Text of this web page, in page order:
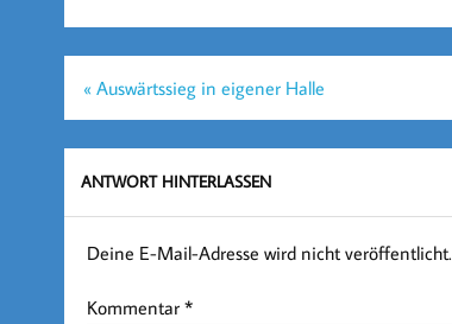
Beitragsnavigation
« Auswärtssieg in eigener Halle
ANTWORT HINTERLASSEN
Deine E-Mail-Adresse wird nicht veröffentlicht.
Kommentar *